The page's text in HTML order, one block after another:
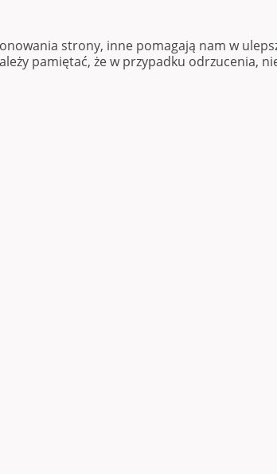
strony, inne pomagają nam w
pamiętać, że w przypadku odrzucenia,